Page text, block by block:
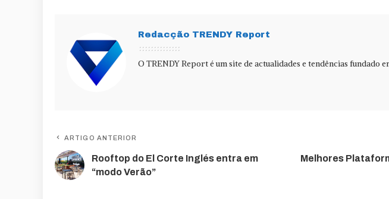
Redacção TRENDY Report
O TRENDY Report é um site de actualidades e tendências fundado
ARTIGO ANTERIOR
Rooftop do El Corte Inglés entra em
“modo Verão”
Melhores